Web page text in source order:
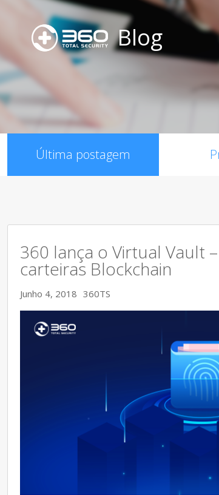
Blog
Última postagem
360 lança o Virtual Vault
carteiras Blockchain
Junho 4, 2018 360TS